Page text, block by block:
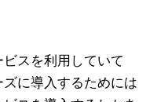
スを利用していて
に導入するためには